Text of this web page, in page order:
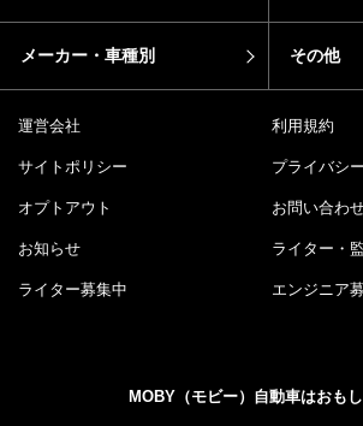
メーカー・車種別 その他
運営会社 利用規約
サイトポリシー プライバシ
オプトアウト お問い合わ
お知らせ ライター・
ライター募集中 エンジニア
MOBY（モビー）自動車はおもし